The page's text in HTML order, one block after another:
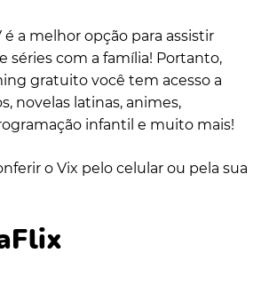
é a melhor opção para assistir
séries com a família! Portanto,
gratuito você tem acesso a
novelas latinas, animes,
infantil e muito mais!
o Vix pelo celular ou pela sua